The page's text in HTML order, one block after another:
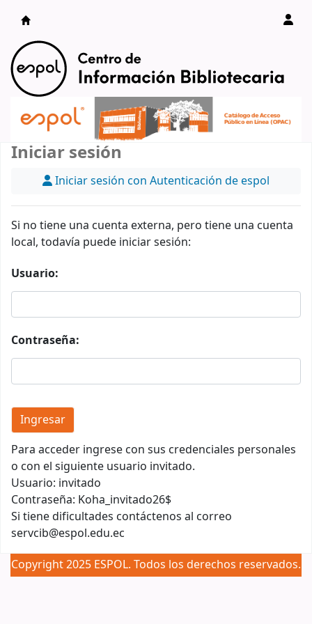
Catálogo en línea
Iniciar sesión
Iniciar sesión con Autenticación de espol
Si no tiene una cuenta externa, pero tiene una cuenta
local, todavía puede iniciar sesión:
Usuario:
Contraseña:
Para acceder ingrese con sus credenciales personales
o con el siguiente usuario invitado.
Usuario: invitado
Contraseña: Koha_invitado26$
Si tiene dificultades contáctenos al correo
servcib@espol.edu.ec
Copyright 2025 ESPOL. Todos los derechos reservados.